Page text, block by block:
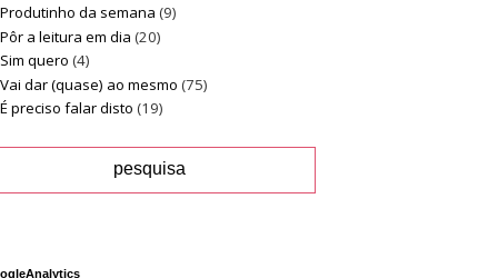
Produtinho da semana (9)
Pôr a leitura em dia (20)
Sim quero (4)
Vai dar (quase) ao mesmo (75)
É preciso falar disto (19)